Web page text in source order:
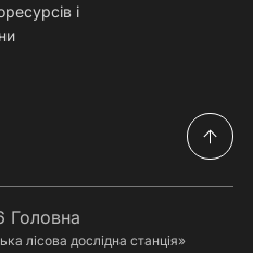
і
Головна
лісова дослідна станція»